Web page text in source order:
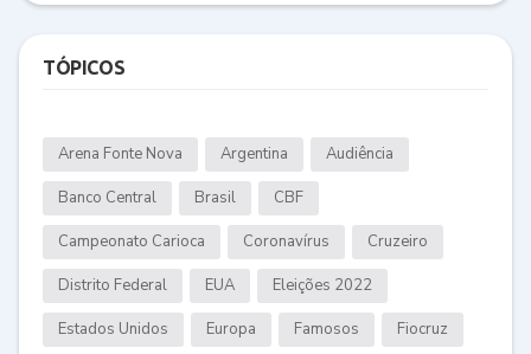
TÓPICOS
Arena Fonte Nova Argentina Audiência
Banco Central Brasil CBF
Campeonato Carioca Coronavírus Cruzeiro
Distrito Federal EUA Eleições 2022
Estados Unidos Europa Famosos Fiocruz